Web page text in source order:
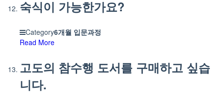
숙식이 가능한가요?
Category6개월 입문과정
Read More
고도의 참수행 도서를 구매하고 싶습
니다.